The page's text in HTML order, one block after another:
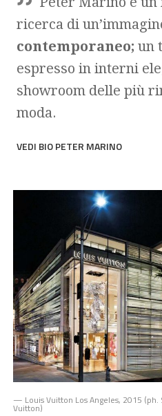
ricerca di
contemporaneo; un
espresso in interni
showroom delle più
moda.
VEDI BIO PETER MARINO
— Louis Vuitton Los Angeles, 2015
Vuitton)